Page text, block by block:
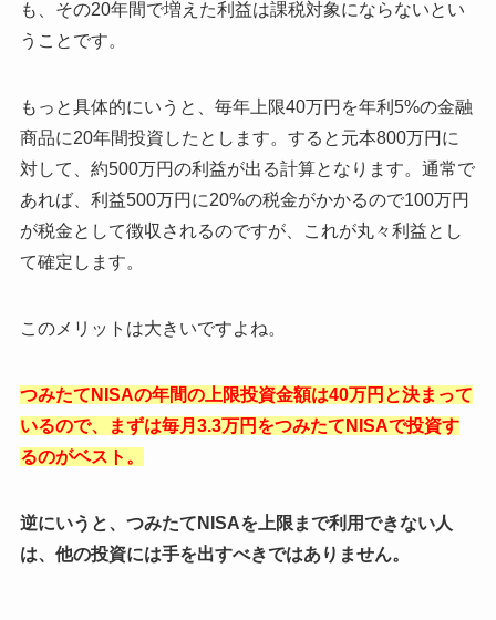
も、その20年間で増えた利益は課税対象にならないとい
うことです。
もっと具体的にいうと、毎年上限40万円を年利5%の金融
商品に20年間投資したとします。すると元本800万円に
対して、約500万円の利益が出る計算となります。通常で
あれば、利益500万円に20%の税金がかかるので100万円
が税金として徴収されるのですが、これが丸々利益とし
て確定します。
このメリットは大きいですよね。
つみたてNISAの年間の上限投資金額は40万円と決まって
いるので、まずは毎月3.3万円をつみたてNISAで投資す
るのがベスト。
逆にいうと、つみたてNISAを上限まで利用できない人
は、他の投資には手を出すべきではありません。